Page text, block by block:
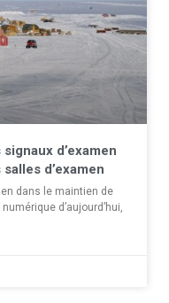
d’examen
d’examen
dans le maintien de
d’aujourd’hui,